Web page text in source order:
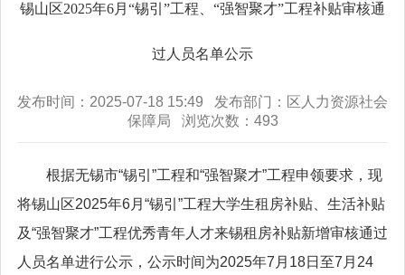
锡山区2025年6月“锡引”工程、“强智聚才”工程补贴审核通
过人员名单公示
发布时间：2025-07-18 15:49 发布部门：区人力资源社会
保障局 浏览次数： 493
根据无锡市“锡引”工程和“强智聚才”工程申领要求，现
将锡山区2025年6月“锡引”工程大学生租房补贴、生活补贴
及“强智聚才”工程优秀青年人才来锡租房补贴新增审核通过
人员名单进行公示，公示时间为2025年7月18日至7月24